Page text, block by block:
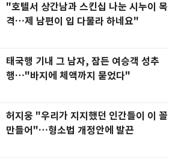
"호텔서 상간남과 스킨십 나눈 시누이 목
격…제 남편이 입 다물라 하네요"
태국행 기내 그 남자, 잠든 여승객 성추
행…"바지에 체액까지 묻었다"
허지웅 "우리가 지지했던 인간들이 이 꼴
만들어"…형소법 개정안에 발끈